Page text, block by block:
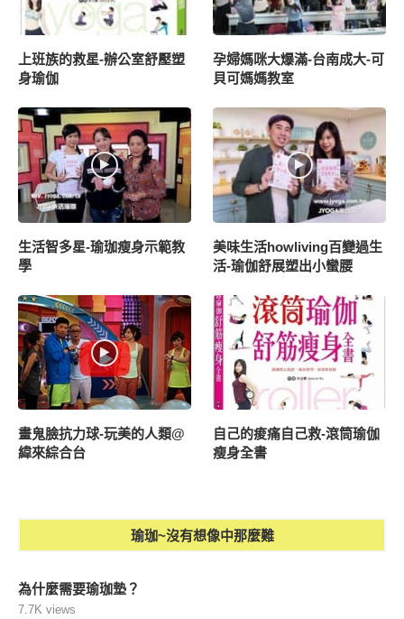
上班族的救星-辦公室舒壓塑
身瑜伽
孕婦媽咪大爆滿-台南成大-可
貝可媽媽教室
生活智多星-瑜珈瘦身示範教
學
美味生活howliving百變過生
活-瑜伽舒展塑出小蠻腰
畫鬼臉抗力球-玩美的人類@
緯來綜合台
自己的痠痛自己救-滾筒瑜伽
瘦身全書
瑜珈~沒有想像中那麼難
為什麼需要瑜珈墊？
7.7K views